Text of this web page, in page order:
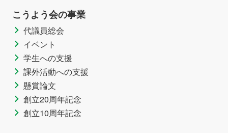
こうよう会の事業
代議員総会
イベント
学生への支援
課外活動への支援
懸賞論文
創立20周年記念
創立10周年記念